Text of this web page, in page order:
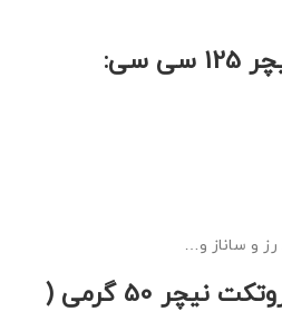
سی:
رز و ساناز و…
کود121236 پودری پروتکت نیچر 50 گرمی (